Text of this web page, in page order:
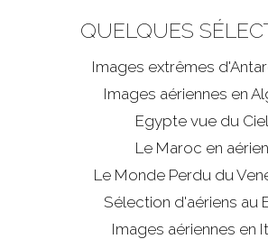
QUELQUES
Images extrêmes d'
Images aériennes en
Egypte vue du Ciel
Le Maroc en aérien
Le Monde Perdu du
Sélection d'aériens au
Images aériennes en